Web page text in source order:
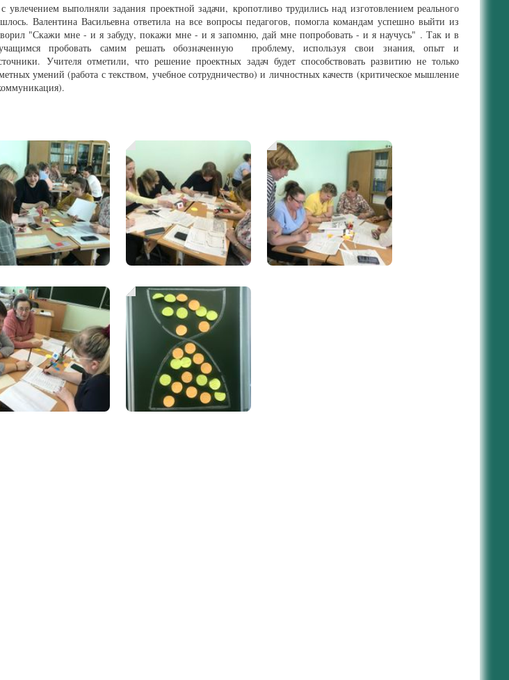
увлечением выполняли задания проектной задачи, кропотливо трудились над изготовлением реального
Валентина Васильевна ответила на все вопросы педагогов, помогла командам успешно выйти из
"Скажи мне - и я забуду, покажи мне - и я запомню, дай мне попробовать - и я научусь" . Так и в
пробовать самим решать обозначенную проблему, используя свои знания, опыт и
Учителя отметили, что решение проектных задач будет способствовать развитию не только
умений (работа с текством, учебное сотрудничество) и личностных качеств (критическое мышление